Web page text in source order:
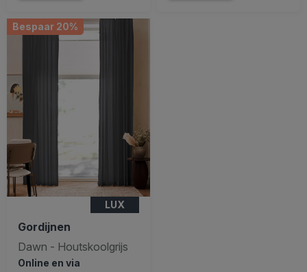
Bespaar 20%
LUX
Gordijnen
Dawn - Houtskoolgrijs
Online en via